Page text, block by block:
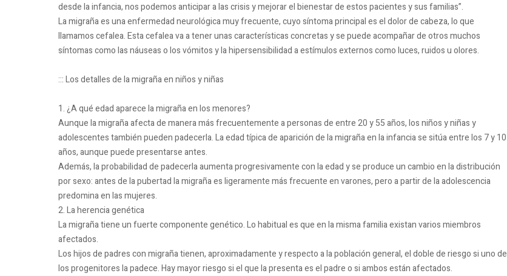
desde la infancia, nos podemos anticipar a las crisis y mejorar el bienestar de estos pacientes y sus familias”.
La migraña es una enfermedad neurológica muy frecuente, cuyo síntoma principal es el dolor de cabeza, lo que
llamamos cefalea. Esta cefalea va a tener unas características concretas y se puede acompañar de otros muchos
síntomas como las náuseas o los vómitos y la hipersensibilidad a estímulos externos como luces, ruidos u olores.
::: Los detalles de la migraña en niños y niñas
1. ¿A qué edad aparece la migraña en los menores?
Aunque la migraña afecta de manera más frecuentemente a personas de entre 20 y 55 años, los niños y niñas y
adolescentes también pueden padecerla. La edad típica de aparición de la migraña en la infancia se sitúa entre los 7 y 10
años, aunque puede presentarse antes.
Además, la probabilidad de padecerla aumenta progresivamente con la edad y se produce un cambio en la distribución
por sexo: antes de la pubertad la migraña es ligeramente más frecuente en varones, pero a partir de la adolescencia
predomina en las mujeres.
2. La herencia genética
La migraña tiene un fuerte componente genético. Lo habitual es que en la misma familia existan varios miembros
afectados.
Los hijos de padres con migraña tienen, aproximadamente y respecto a la población general, el doble de riesgo si uno de
los progenitores la padece. Hay mayor riesgo si el que la presenta es el padre o si ambos están afectados.